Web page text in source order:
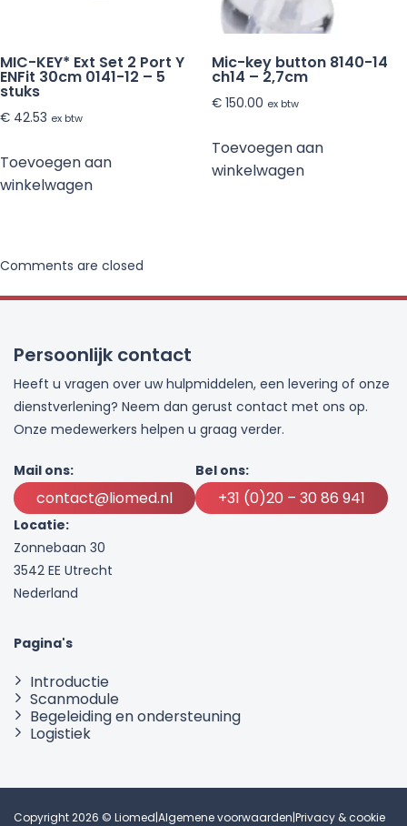
MIC-KEY* Ext Set 2 Port Y
ENFit 30cm 0141-12 – 5
stuks
€ 42.53 ex btw
Toevoegen aan
winkelwagen
Mic-key button 8140-14
ch14 – 2,7cm
€150.00 ex btw
Toevoegen aan
winkelwagen
Comments are closed
Persoonlijk contact
Heeft u vragen over uw hulpmiddelen, een levering of onze
dienstverlening? Neem dan gerust contact met ons op.
Onze medewerkers helpen u graag verder.
Mail ons:
contact@liomed.nl
Bel ons:
+31 (0)20 – 30 86 941
Locatie:
Zonnebaan 30
3542 EE Utrecht
Nederland
Pagina's
Introductie
Scanmodule
Begeleiding en ondersteuning
Logistiek
Copyright 2026 © Liomed|Algemene voorwaarden|Privacy & cookie